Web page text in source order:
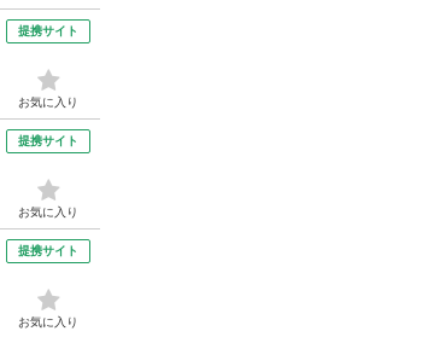
提携サイト
お気に入り
提携サイト
お気に入り
提携サイト
お気に入り